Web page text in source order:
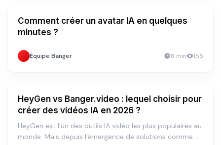
TUTORIEL
Comment créer un avatar IA en quelques
minutes ?
Équipe Banger 8 min 155
STRATÉGIE
HeyGen vs Banger.video : lequel choisir pour
créer des vidéos IA en 2026 ?
HeyGen est l'un des outils IA vidéo les plus populaires au
monde. Mais depuis l'émergence de solutions comme